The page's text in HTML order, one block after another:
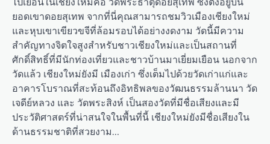
ยอดเขาดอยสุเทพ จากที่นี่คุณสามารถชมวิวเมืองเชียงใหม่
และหุบเขาเขียวขจีที่ล้อมรอบได้อย่างงดงาม วัดนี้มีความ
สำคัญทางจิตใจสูงสำหรับชาวเชียงใหม่และเป็นสถานที่
ศักดิ์สิทธิ์ที่มีนักท่องเที่ยวและชาวบ้านมาเยี่ยมเยือน นอกจาก
วัดแล้ว เชียงใหม่ยังมี เมืองเก่า ซึ่งเต็มไปด้วยวัดเก่าแก่และ
อาคารโบราณที่สะท้อนถึงอิทธิพลของวัฒนธรรมล้านนา วัด
เจดีย์หลวง และ วัดพระสิงห์ เป็นสองวัดที่มีชื่อเสียงและมี
ประวัติศาสตร์ที่น่าสนใจในพื้นที่นี้ เชียงใหม่ยังมีชื่อเสียงใน
ด้านธรรมชาติที่สวยงาม…